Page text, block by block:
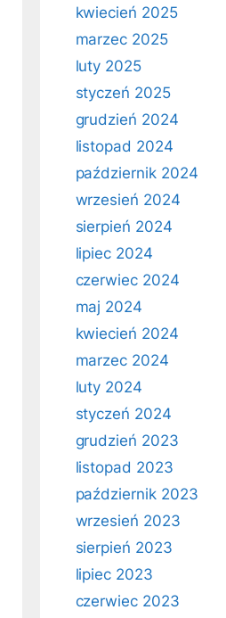
kwiecień 2025
marzec 2025
luty 2025
styczeń 2025
grudzień 2024
listopad 2024
październik 2024
wrzesień 2024
sierpień 2024
lipiec 2024
czerwiec 2024
maj 2024
kwiecień 2024
marzec 2024
luty 2024
styczeń 2024
grudzień 2023
listopad 2023
październik 2023
wrzesień 2023
sierpień 2023
lipiec 2023
czerwiec 2023